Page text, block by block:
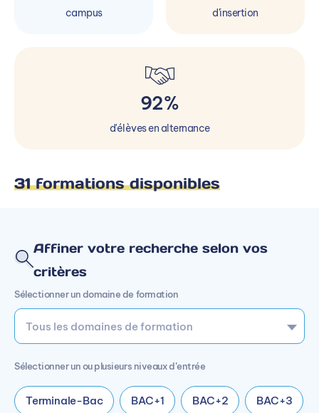
campus d'insertion
92%
d'élèves en alternance
31 formations disponibles
Affiner votre recherche selon vos
critères
Sélectionner un domaine de formation
Sélectionner un ou plusieurs niveaux d’entrée
Terminale-Bac BAC+1 BAC+2 BAC+3